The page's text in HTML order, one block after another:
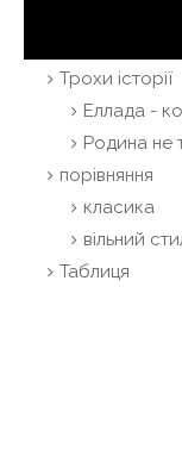
Трохи історії
Еллада -
Родина не
порівняння
класика
вільний
Таблиця